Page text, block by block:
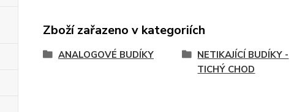
Zboží zařazeno v kategoriích
ANALOGOVÉ BUDÍKY
NETIKAJÍCÍ BUDÍKY -
TICHÝ CHOD